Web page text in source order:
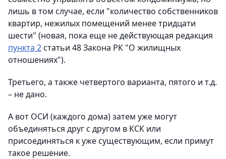
лишь в том случае, если "количество собственников
квартир, нежилых помещений менее тридцати
шести" (новая, пока еще не действующая редакция
пункта 2статьи 48 Закона РК "О жилищных
отношениях").
Третьего, а также четвертого варианта, пятого и т.д.
– не дано.
А вот ОСИ (каждого дома) затем уже могут
объединяться друг с другом в КСК или
присоединяться к уже существующим, если примут
такое решение.